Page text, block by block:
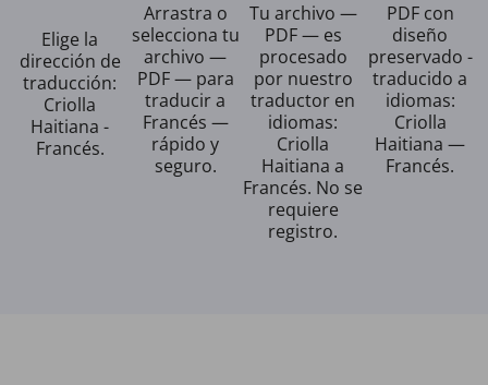
Elige la
dirección de
traducción:
Criolla
Haitiana -
Francés.
Arrastra o
selecciona tu
archivo —
PDF — para
traducir a
Francés —
rápido y
seguro.
Tu archivo —
PDF — es
procesado
por nuestro
traductor en
idiomas:
Criolla
Haitiana a
Francés. No se
requiere
registro.
PDF con
diseño
preservado -
traducido a
idiomas:
Criolla
Haitiana —
Francés.